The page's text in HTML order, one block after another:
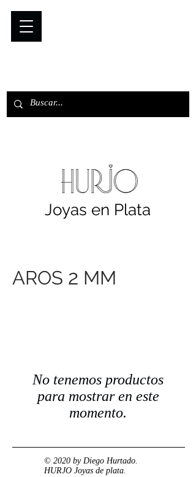
Joyas en Plata
AROS 2 MM
No tenemos productos
para mostrar en este
momento.
© 2020 by Diego Hurtado.
HURJO Joyas de plata.